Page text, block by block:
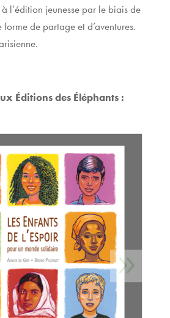
l’édition jeunesse par le biais de
forme de partage et d’aventures.
Éditions des Éléphants :